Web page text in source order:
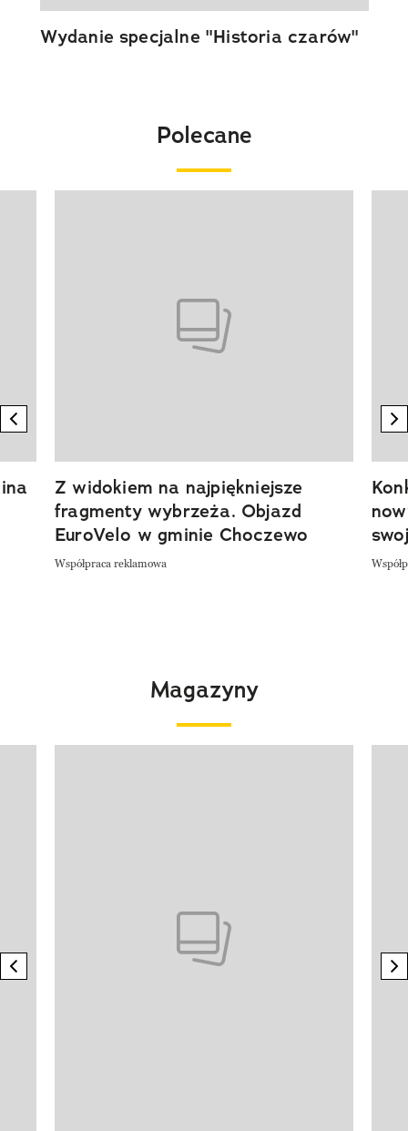
Wydanie specjalne "Historia czarów"
Polecane
previous element
Z widokiem na najpiękniejsze
fragmenty wybrzeża. Objazd
EuroVelo w gminie Choczewo
Współpraca reklamowa
Magazyny
previous element